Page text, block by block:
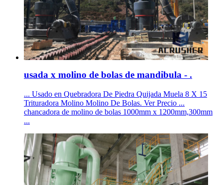
usada x molino de bolas de mandibula - .
... Usado en Quebradora De Piedra Quijada Muela 8 X 15
Trituradora Molino Molino De Bolas. Ver Precio ...
chancadora de molino de bolas 1000mm x 1200mm,300mm
...